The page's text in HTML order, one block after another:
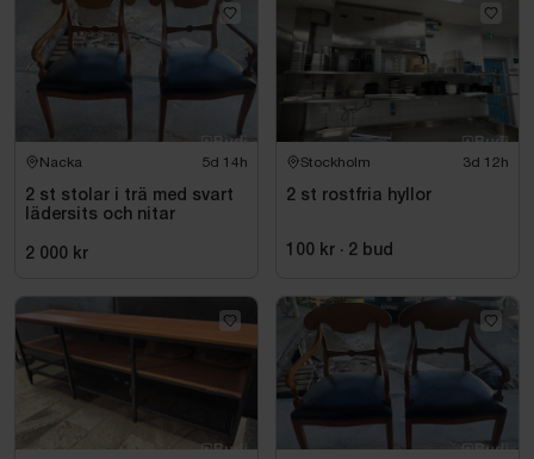
Nacka 5d 14h
2 st stolar i trä med svart
lädersits och nitar
2 000 kr
Stockholm 3d 12h
2 st rostfria hyllor
100 kr · 2 bud